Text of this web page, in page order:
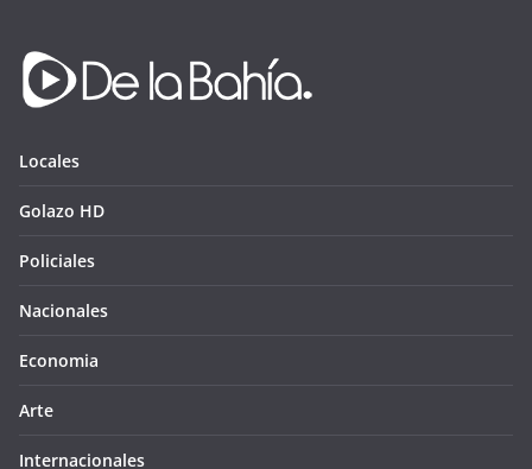
Locales
Golazo HD
Policiales
Nacionales
Economia
Arte
Internacionales